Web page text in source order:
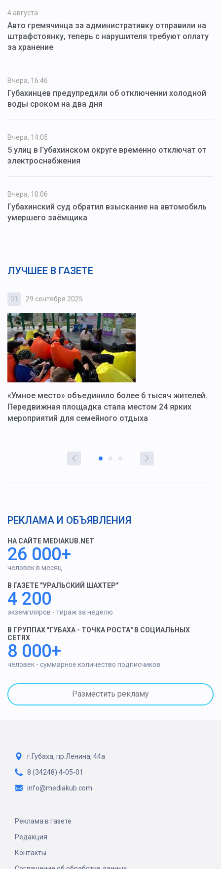
4 августа
Авто гремячинца за административку отправили на
штрафстоянку, теперь с нарушителя требуют оплату
за хранение
Вчера, 16:46
Губахинцев предупредили об отключении холодной
воды сроком на два дня
Вчера, 14:05
5 улиц в Губахинском округе временно отключат от
электроснабжения
Вчера, 10:06
Губахинский суд обратил взыскание на автомобиль
умершего заёмщика
ЛУЧШЕЕ В ГАЗЕТЕ
01 29 сентября 2025
«Умное место» объединило более 6 тысяч жителей.
Передвижная площадка стала местом 24 ярких
мероприятий для семейного отдыха
РЕКЛАМА И ОБЪЯВЛЕНИЯ
НА САЙТЕ MEDIAKUB.NET
26 000+
человек в месяц
В ГАЗЕТЕ "УРАЛЬСКИЙ ШАХТЕР"
4 200
экземпляров - тираж за неделю
В ГРУППАХ "ГУБАХА - ТОЧКА РОСТА" В СОЦИАЛЬНЫХ
СЕТЯХ
8 000+
человек - суммарное количество подписчиков
Разместить рекламу
г.Губаха, пр.Ленина, 44а
8 (34248) 4-05-01
info@mediakub.com
Реклама в газете
Редакция
Контакты